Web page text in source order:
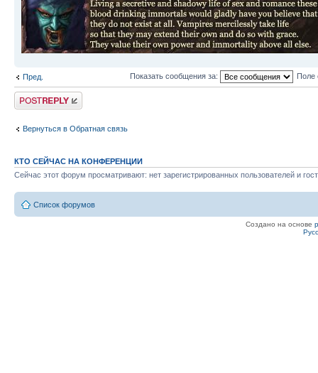
Пред. Показать сообщения за: Поле
Ответить
Вернуться в Обратная связь
КТО СЕЙЧАС НА КОНФЕРЕНЦИИ
Сейчас этот форум просматривают: нет зарегистрированных пользователей и
Список форумов
Создано на основе